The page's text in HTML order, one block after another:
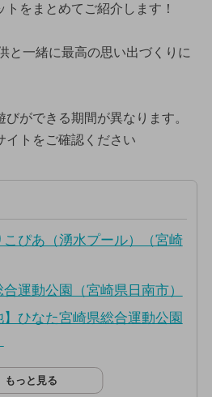
をまとめてご紹介します！
と一緒に最高の思い出づくりに
ができる期間が異なります。
イトをご確認ください
こぴあ（湧水プール）（宮崎
合運動公園（宮崎県日南市）
】ひなた宮崎県総合運動公園
もっと見る